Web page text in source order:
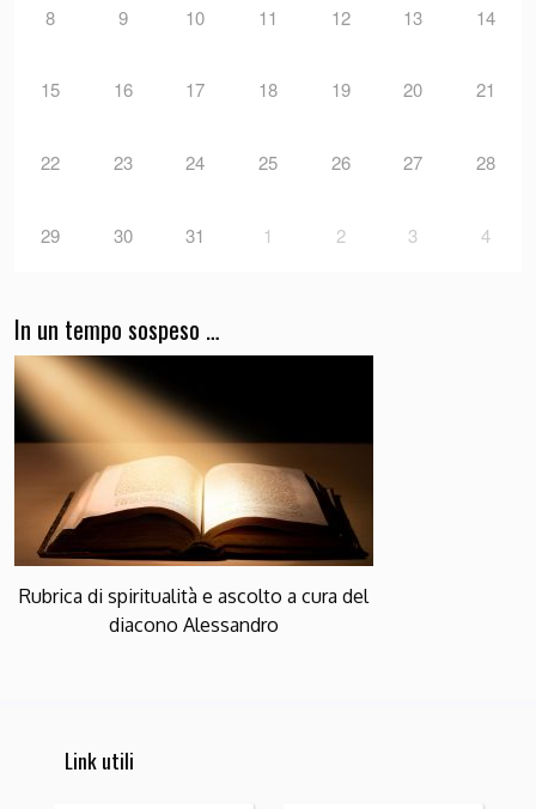
8 9 10 11 12 13 14
15 16 17 18 19 20 21
22 23 24 25 26 27 28
29 30 31 1 2 3 4
In un tempo sospeso …
Rubrica di spiritualità e ascolto a cura del
diacono Alessandro
Link utili